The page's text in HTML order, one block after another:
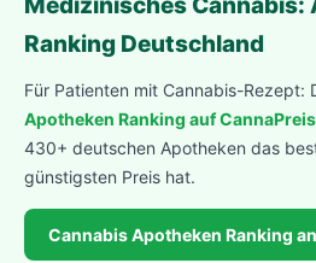
Ranking Deutschland
Für Patienten mit Cannabis-Rezept:
Apotheken Ranking auf CannaPreis
430+ deutschen Apotheken das
günstigsten Preis hat.
Cannabis Apotheken Ranking